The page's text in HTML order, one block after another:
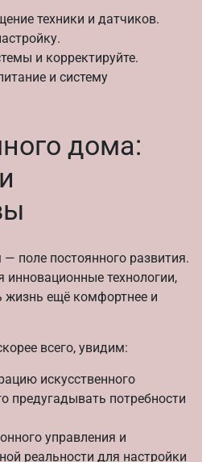
техники и датчиков.
и корректируйте.
и систему
дома:
поле постоянного развития.
инновационные технологии,
жизнь ещё комфортнее и
всего, увидим:
искусственного
предугадывать потребности
управления и
реальности для настройки